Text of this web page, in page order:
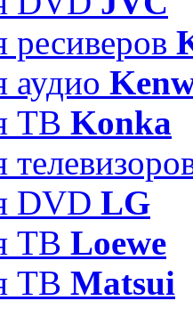
ресиверов
аудио
ТВ Konka
DVD LG
ТВ Loewe
ТВ Matsui